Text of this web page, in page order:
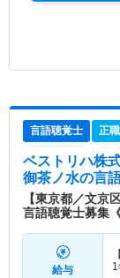
言語聴覚士 正
ベストリハ株
御茶ノ水の言
【東京都／文
言語聴覚士募集
給与